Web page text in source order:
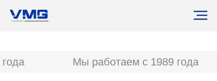
Мы работаем с 1989 года